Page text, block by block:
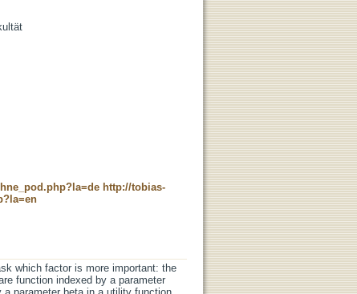
http://tobias-
which factor is more important: the
function indexed by a parameter